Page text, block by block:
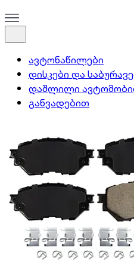
ავტონაწილები
დისკები და
დაშლილი
განვადებით